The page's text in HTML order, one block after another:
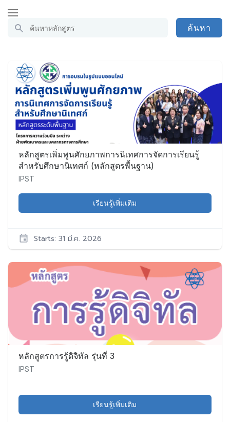
ค้นหา
ค้นหา
หลักสูตรเพิ่มพูนศักยภาพการนิเทศการจัดการเรียนรู้
สำหรับศึกษานิเทศก์ (หลักสูตรพื้นฐาน)
IPST
เรียนรู้เพิ่มเติม
Starts: 31 มี.ค. 2026
IPST
PD078
เริ่ม:
31
2026
หลักสูตรการรู้ดิจิทัล รุ่นที่ 3
IPST
เรียนรู้เพิ่มเติม